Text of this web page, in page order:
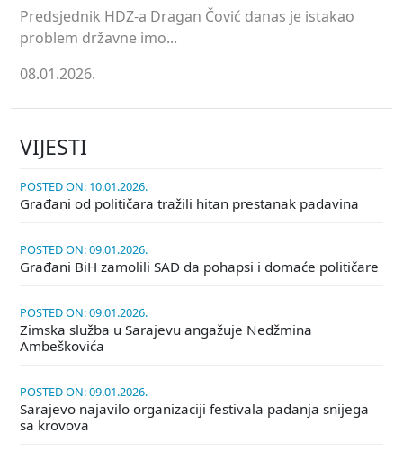
Predsjednik HDZ-a Dragan Čović danas je istakao
problem državne imo...
08.01.2026.
VIJESTI
POSTED ON: 10.01.2026.
Građani od političara tražili hitan prestanak padavina
POSTED ON: 09.01.2026.
Građani BiH zamolili SAD da pohapsi i domaće političare
POSTED ON: 09.01.2026.
Zimska služba u Sarajevu angažuje Nedžmina
Ambeškovića
POSTED ON: 09.01.2026.
Sarajevo najavilo organizaciji festivala padanja snijega
sa krovova